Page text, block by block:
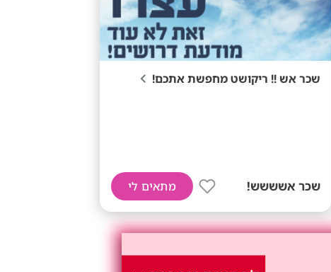
שכר אש !! ריקושט מחפשת אתכם!
שכר אשששש! מתאים לי